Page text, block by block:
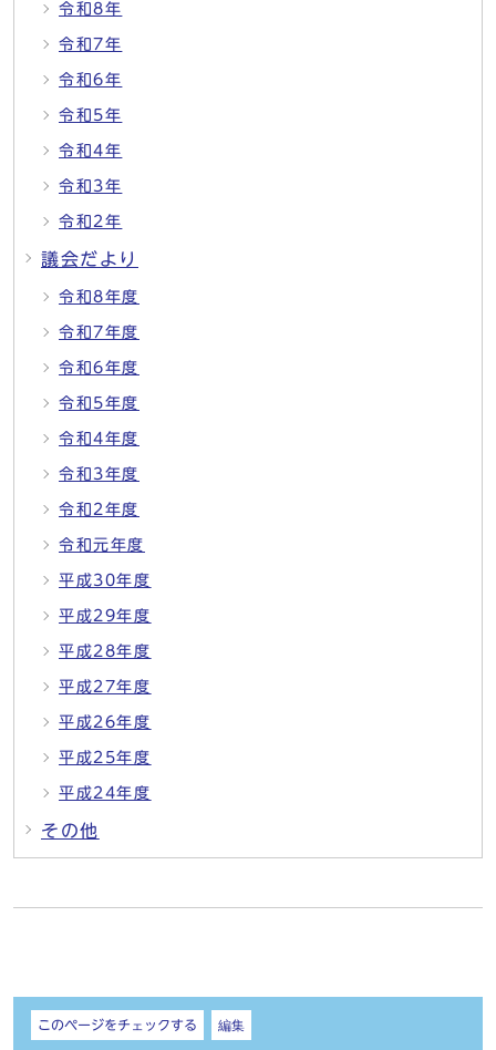
令和8年
令和7年
令和6年
令和5年
令和4年
令和3年
令和2年
議会だより
令和8年度
令和7年度
令和6年度
令和5年度
令和4年度
令和3年度
令和2年度
令和元年度
平成30年度
平成29年度
平成28年度
平成27年度
平成26年度
平成25年度
平成24年度
その他
しおり
このページをチェックする 編集